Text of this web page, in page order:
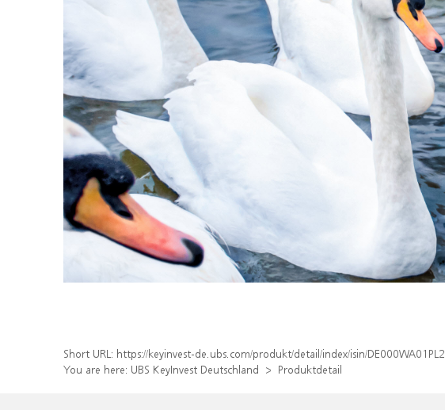
Short URL: https://keyinvest-de.ubs.com/produkt/detail/index/isin/DE000WA01PL2
You are here: UBS KeyInvest Deutschland Produktdetail